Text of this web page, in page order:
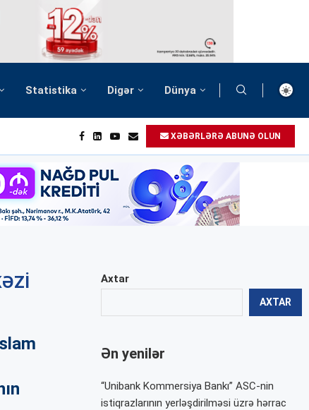
Statistika Digər Dünya
XƏBƏRLƏRƏ ABUNƏ OLUN
Axtar
AXTAR
Ən yenilər
“Unibank Kommersiya Bankı” ASC-nin
istiqrazlarının yerləşdirilməsi üzrə hərrac